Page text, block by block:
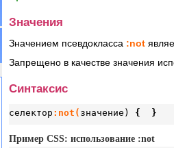
Значения
Значением псевдокласса :not
Запрещено в качестве значения
Синтаксис
селектор :not( значение) { }
Пример CSS: использование :not